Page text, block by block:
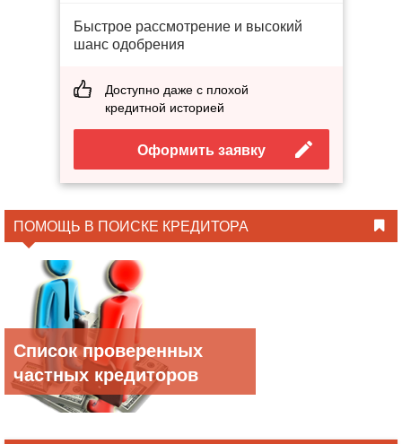
Быстрое рассмотрение и высокий
шанс одобрения
Доступно даже с плохой
кредитной историей
Оформить заявку
ПОМОЩЬ В ПОИСКЕ КРЕДИТОРА
Список проверенных
частных кредиторов